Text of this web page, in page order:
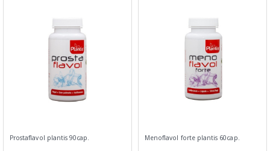
Prostaflavol plantis 90cap. Menoflavol forte plantis 60cap.